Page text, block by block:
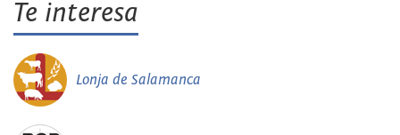
Te interesa
Lonja de Salamanca